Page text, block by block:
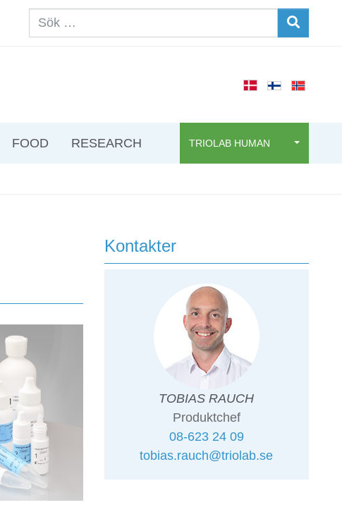
FOOD RESEARCH TRIOLAB HUMAN
Kontakter
TOBIAS RAUCH
Produktchef
08-623 24 09
tobias.rauch@triolab.se